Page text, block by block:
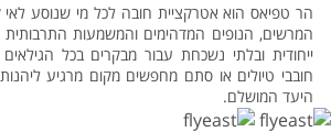
הר טפיאס הוא אטרקציית חובה לכל מי שנוסע לאי
המרשים, הנופים המדהימים והמשמעות התרבותית
ייחודית ובלתי נשכחת עבור מבקרים בכל
חובבי טיולים או סתם מחפשים מקום מרגיע
היעד המושלם.